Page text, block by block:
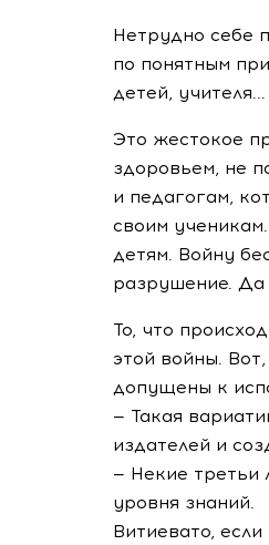
Нетрудно себе
по понятным
детей, учителя...
Это жестокое
здоровьем, не
и педагогам,
своим
детям. Войну
разрушение.
То, что
этой войны.
допущены к
— Такая
издателей и
— Некие третьи
уровня знаний.
Витиевато,